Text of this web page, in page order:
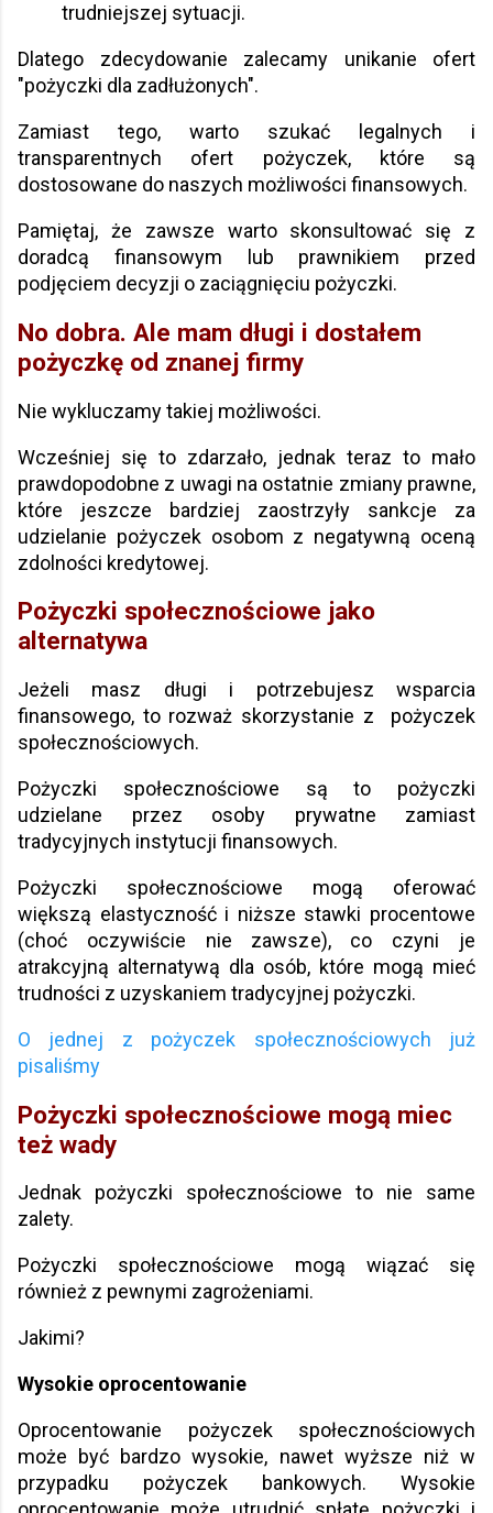
trudniejszej sytuacji.
Dlatego zdecydowanie zalecamy unikanie ofert
"pożyczki dla zadłużonych".
Zamiast tego, warto szukać legalnych i
transparentnych ofert pożyczek, które są
dostosowane do naszych możliwości finansowych.
Pamiętaj, że zawsze warto skonsultować się z
doradcą finansowym lub prawnikiem przed
podjęciem decyzji o zaciągnięciu pożyczki.
No dobra. Ale mam długi i dostałem
pożyczkę od znanej firmy
Nie wykluczamy takiej możliwości.
Wcześniej się to zdarzało, jednak teraz to mało
prawdopodobne z uwagi na ostatnie zmiany prawne,
które jeszcze bardziej zaostrzyły sankcje za
udzielanie pożyczek osobom z negatywną oceną
zdolności kredytowej.
Pożyczki społecznościowe jako
alternatywa
Jeżeli masz długi i potrzebujesz wsparcia
finansowego, to rozważ skorzystanie z pożyczek
społecznościowych.
Pożyczki społecznościowe są to pożyczki
udzielane przez osoby prywatne zamiast
tradycyjnych instytucji finansowych.
Pożyczki społecznościowe mogą oferować
większą elastyczność i niższe stawki procentowe
(choć oczywiście nie zawsze), co czyni je
atrakcyjną alternatywą dla osób, które mogą mieć
trudności z uzyskaniem tradycyjnej pożyczki.
O jednej z pożyczek społecznościowych już
pisaliśmy
Pożyczki społecznościowe mogą miec
też wady
Jednak pożyczki społecznościowe to nie same
zalety.
Pożyczki społecznościowe mogą wiązać się
również z pewnymi zagrożeniami.
Jakimi?
Wysokie oprocentowanie
Oprocentowanie pożyczek społecznościowych
może być bardzo wysokie, nawet wyższe niż w
przypadku pożyczek bankowych. Wysokie